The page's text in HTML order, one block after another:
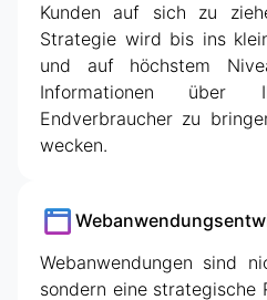
Kunden auf sich zu
Strategie wird bis ins
und auf höchstem
Informationen über
Endverbraucher zu
wecken.
Webanwendungen sind
sondern eine strategische